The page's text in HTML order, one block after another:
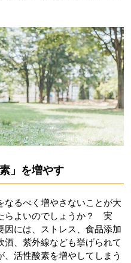
」を増やす
なるべく増やさないことが大
らよいのでしょうか？ 実
因には、ストレス、食品添加
、紫外線なども挙げられて
活性酸素を増やしてしまう